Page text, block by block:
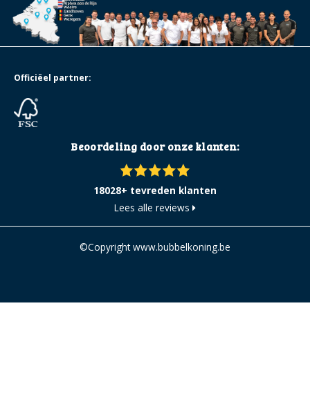
Beoordeling door onze klanten:
18028+ tevreden klanten
Lees alle reviews
Officiëel partner:
©Copyright www.bubbelkoning.be